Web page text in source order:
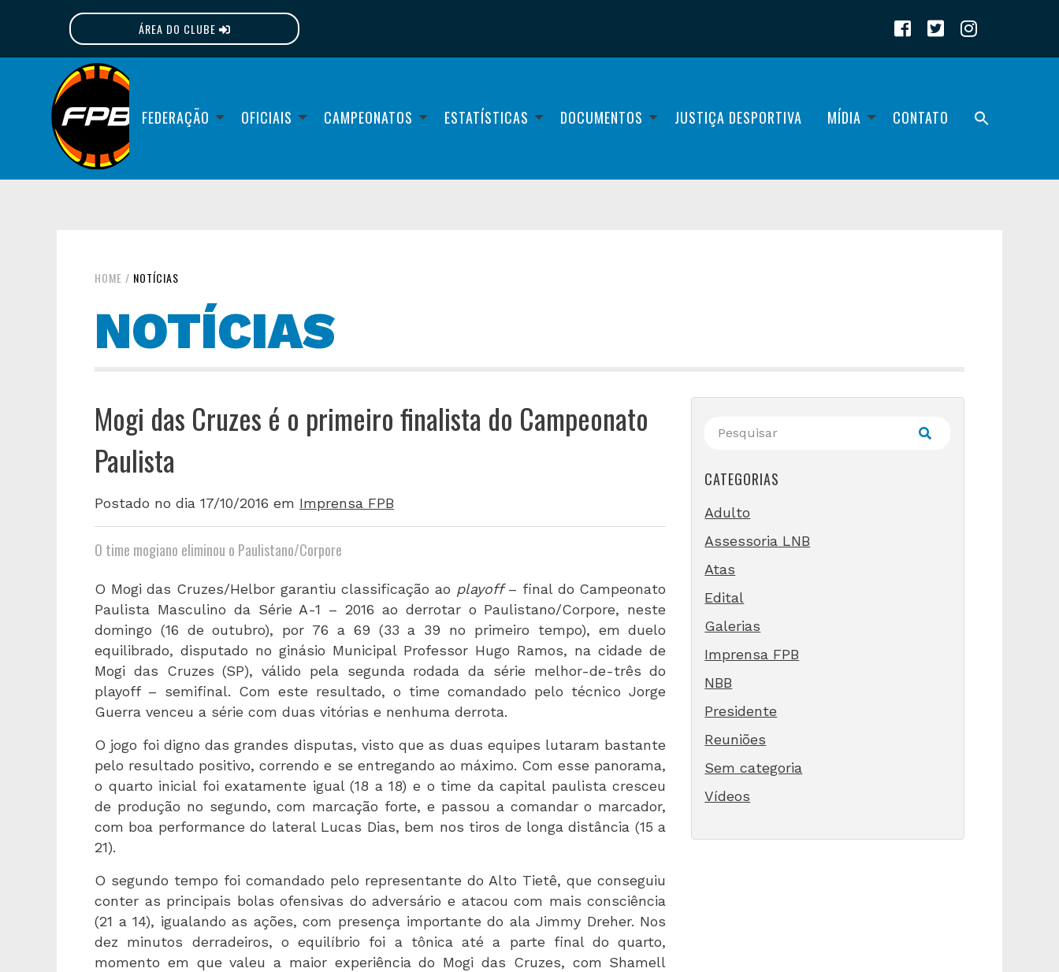
ÁREA DO CLUBE
FEDERAÇÃO OFICIAIS CAMPEONATOS ESTATÍSTICAS DOCUMENTOS JUSTIÇA DESPORTIVA MÍDIA CONTATO
HOME / NOTÍCIAS
NOTÍCIAS
Mogi das Cruzes é o primeiro finalista do Campeonato
Paulista
Postado no dia 17/10/2016 em Imprensa FPB
O time mogiano eliminou o Paulistano/Corpore
O Mogi das Cruzes/Helbor garantiu classificação ao playoff– final do Campeonato
Paulista Masculino da Série A-1 – 2016 ao derrotar o Paulistano/Corpore, neste
domingo (16 de outubro), por 76 a 69 (33 a 39 no primeiro tempo), em duelo
equilibrado, disputado no ginásio Municipal Professor Hugo Ramos, na cidade de
Mogi das Cruzes (SP), válido pela segunda rodada da série melhor-de-três do
playoff – semifinal. Com este resultado, o time comandado pelo técnico Jorge
Guerra venceu a série com duas vitórias e nenhuma derrota.
O jogo foi digno das grandes disputas, visto que as duas equipes lutaram bastante
pelo resultado positivo, correndo e se entregando ao máximo. Com esse panorama,
o quarto inicial foi exatamente igual (18 a 18) e o time da capital paulista cresceu
de produção no segundo, com marcação forte, e passou a comandar o marcador,
com boa performance do lateral Lucas Dias, bem nos tiros de longa distância (15 a
21).
O segundo tempo foi comandado pelo representante do Alto Tietê, que conseguiu
conter as principais bolas ofensivas do adversário e atacou com mais consciência
(21 a 14), igualando as ações, com presença importante do ala Jimmy Dreher. Nos
dez minutos derradeiros, o equilíbrio foi a tônica até a parte final do quarto,
momento em que valeu a maior experiência do Mogi das Cruzes, com Shamell
CATEGORIAS
Adulto
Assessoria LNB
Atas
Edital
Galerias
Imprensa FPB
NBB
Presidente
Reuniões
Sem categoria
Vídeos